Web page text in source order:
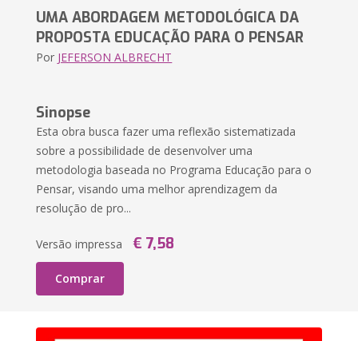
UMA ABORDAGEM METODOLÓGICA DA
PROPOSTA EDUCAÇÃO PARA O PENSAR
Por JEFERSON ALBRECHT
Sinopse
Esta obra busca fazer uma reflexão sistematizada
sobre a possibilidade de desenvolver uma
metodologia baseada no Programa Educação para o
Pensar, visando uma melhor aprendizagem da
resolução de pro...
Versão impressa € 7,58
Comprar